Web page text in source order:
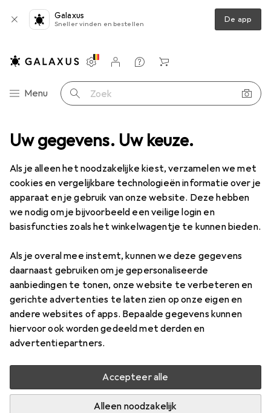
Uw gegevens. Uw keuze.
Als je alleen het noodzakelijke kiest, verzamelen we met
cookies en vergelijkbare technologieën informatie over je
apparaat en je gebruik van onze website. Deze hebben
we nodig om je bijvoorbeeld een veilige login en
basisfuncties zoals het winkelwagentje te kunnen bieden.
Als je overal mee instemt, kunnen we deze gegevens
daarnaast gebruiken om je gepersonaliseerde
aanbiedingen te tonen, onze website te verbeteren en
gerichte advertenties te laten zien op onze eigen en
andere websites of apps. Bepaalde gegevens kunnen
hiervoor ook worden gedeeld met derden en
advertentiepartners.
Accepteer alle
Alleen noodzakelijk
Galaxus
Sneller vinden en bestellen De app
Categorie navigatie
Menu Zoek op
Instellingen
Klantenaccount
Produktvergelijking
Verlanglijstje
Winkelmandje
Monitoren Monitor Viewsonic TD1655 LED-monitor
23 afbeeldingen
Viewsonic TD1655 LED-monitor
1920 x 1080 Pixels, 15.60"
Prijs in EUR inclusief BTW
EUR
294,24
Productgegevensblad
Waarderingscijfers
2 tests